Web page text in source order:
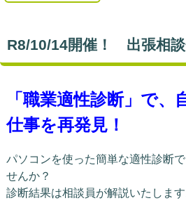
R8/10/14開催！ 出張相
「職業適性診断」で、
仕事を再発見！
パソコンを使った簡単な適性診断
せんか？
診断結果は相談員が解説いたします